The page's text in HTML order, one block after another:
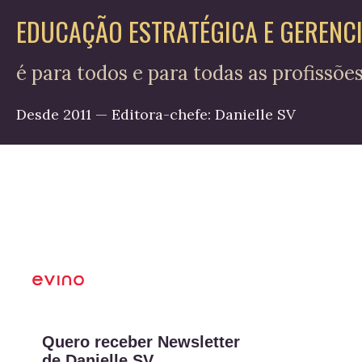
EDUCAÇÃO ESTRATÉGICA E
é para todos e para todas as profissões
Desde 2011 — Editora-chefe: Danielle SV
Quero receber Newsletter